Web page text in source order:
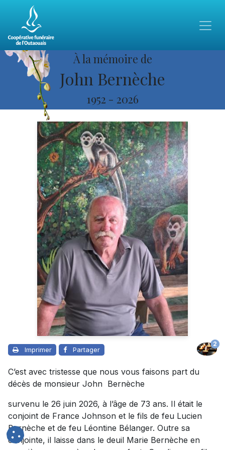
À la mémoire de
John Bernèche
1952 - 2026
Imprimer Partager
2
C’est avec tristesse que nous vous faisons part du
décès de monsieur John Bernèche
survenu le 26 juin 2026, à l’âge de 73 ans. Il était le
conjoint de France Johnson et le fils de feu Lucien
Bernèche et de feu Léontine Bélanger. Outre sa
conjointe, il laisse dans le deuil Marie Bernèche en